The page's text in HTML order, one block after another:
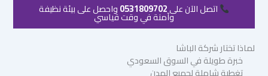
اتصل الآن على0531809702واحصل على بيئة نظيفة
وآمنة في وقت قياسي
لماذا تختار شركة الباشا
خبرة طويلة في السوق السعودي
تغطية شاملة لجميع المدن